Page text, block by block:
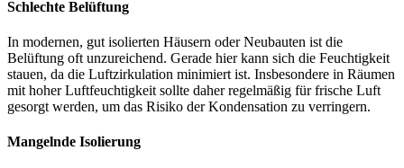
Schlechte Belüftung
In modernen, gut isolierten Häusern oder Neubauten ist die
Belüftung oft unzureichend. Gerade hier kann sich die Feuchtigkeit
stauen, da die Luftzirkulation minimiert ist. Insbesondere in Räumen
mit hoher Luftfeuchtigkeit sollte daher regelmäßig für frische Luft
gesorgt werden, um das Risiko der Kondensation zu verringern.
Mangelnde Isolierung